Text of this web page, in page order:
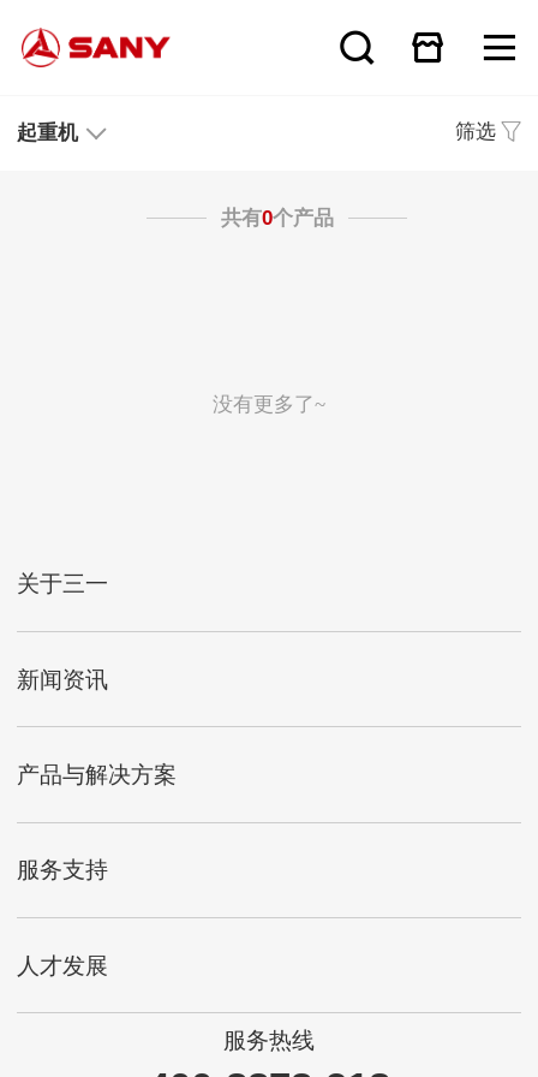
起重机 筛选
共有0个产品
没有更多了~
关于三一
新闻资讯
产品与解决方案
服务支持
人才发展
服务热线